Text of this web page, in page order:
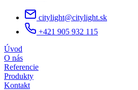
citylight@citylight.sk
+421 905 932 115
Úvod
O nás
Referencie
Produkty
Kontakt